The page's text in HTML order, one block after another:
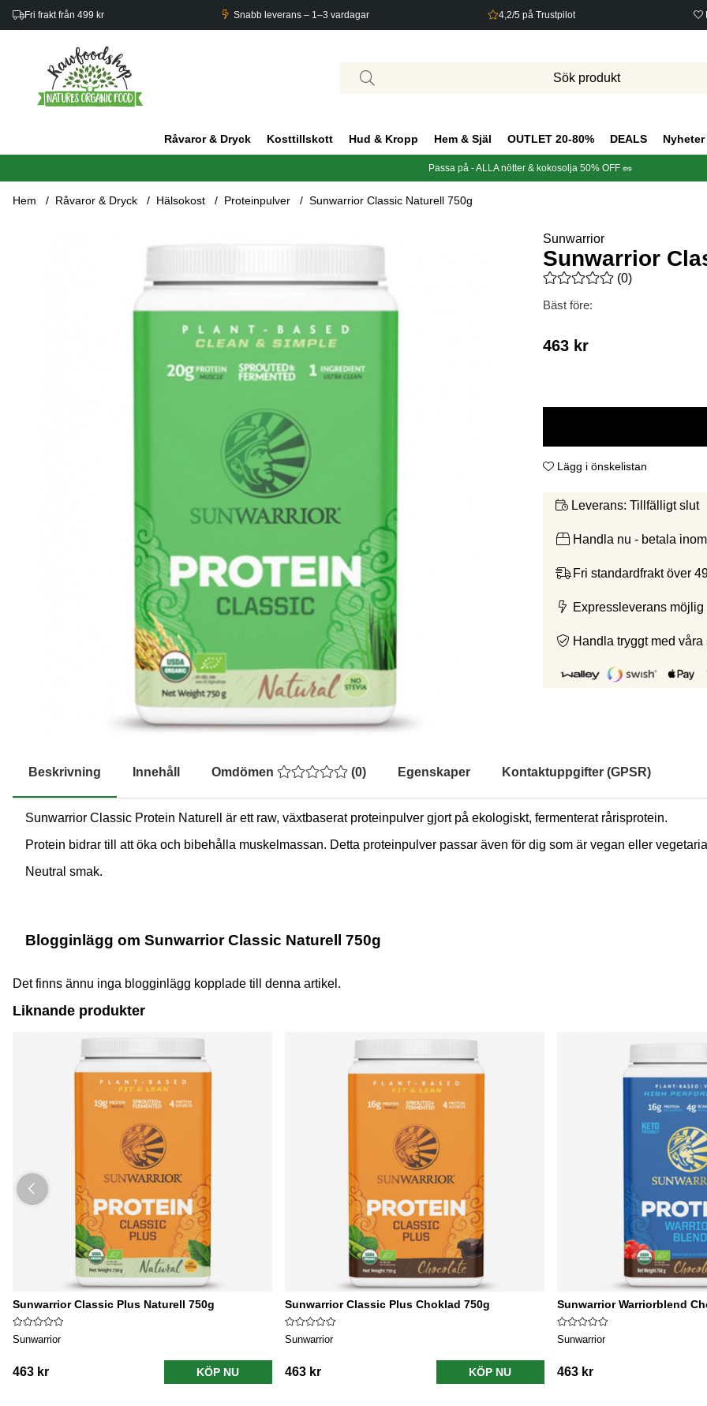
Fri frakt från 499 kr Snabb leverans – 1–3 vardagar 4,2/5 på Trustpilot
Råvaror & Dryck Kosttillskott Hud & Kropp Hem & Själ OUTLET 20-80% DEALS Nyheter
Passa på - ALLA nötter & kokosolja 50% OFF 🥜
Hem Råvaror & Dryck Hälsokost Proteinpulver Sunwarrior Classic Naturell 750g
Sunwarrior
Sunwarrior
Medelbetyg 0 av 5 Antal
(0)
Bäst före:
463 kr
Lägg i önskelistan
Leverans: Tillfälligt slut
Handla nu - betala
Fri standardfrakt över
Expressleverans
Handla tryggt med
Beskrivning Innehåll Omdömen (0) Egenskaper Kontaktuppgifter (GPSR)
Sunwarrior Classic Protein Naturell är ett raw, växtbaserat proteinpulver gjort på ekologiskt, fermenterat rårisprotein.
Protein bidrar till att öka och bibehålla muskelmassan. Detta proteinpulver passar även för dig som är vegan eller
Neutral smak.
Blogginlägg om Sunwarrior Classic Naturell 750g
Det finns ännu inga blogginlägg kopplade till denna artikel.
Liknande produkter
Sunwarrior Classic Plus Naturell 750g
Sunwarrior
463 kr KÖP NU
Sunwarrior Classic Plus Choklad 750g
Sunwarrior
463 kr KÖP NU
Sunwarrior Warriorblend
Sunwarrior
463 kr